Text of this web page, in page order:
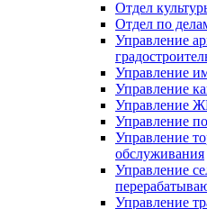
Отдел
Отдел по
Управление
Управление
Управление
Управление
Управление
Управление
обслуживания
Управление
Управление